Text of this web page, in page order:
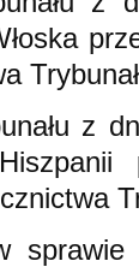
z
sprawie